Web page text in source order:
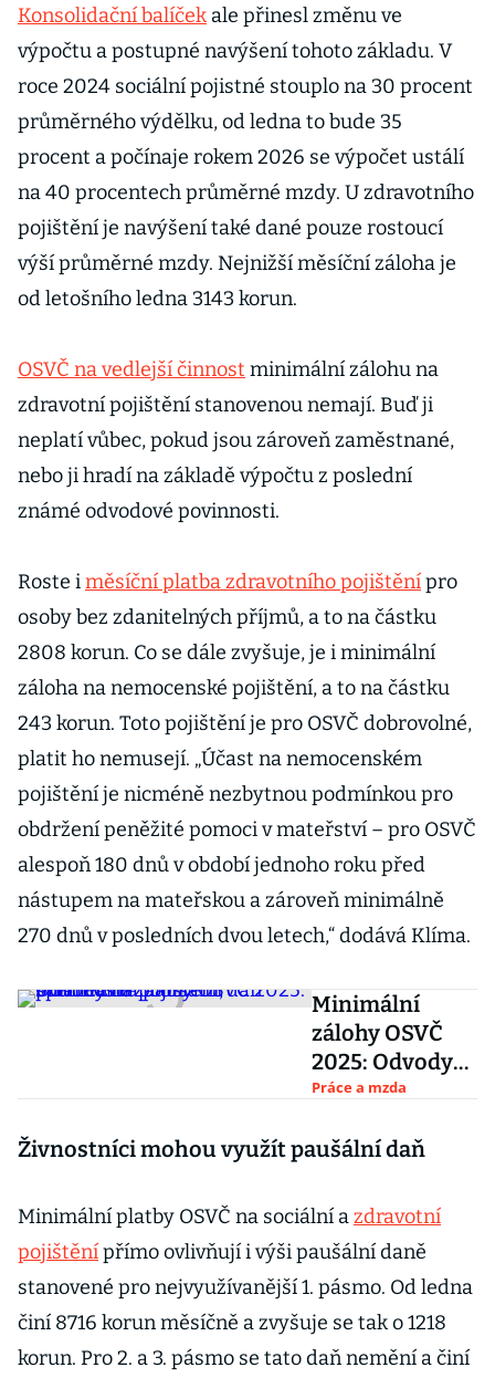
Konsolidační balíček ale přinesl změnu ve
výpočtu a postupné navýšení tohoto základu. V
roce 2024 sociální pojistné stouplo na 30 procent
průměrného výdělku, od ledna to bude 35
procent a počínaje rokem 2026 se výpočet ustálí
na 40 procentech průměrné mzdy. U zdravotního
pojištění je navýšení také dané pouze rostoucí
výší průměrné mzdy. Nejnižší měsíční záloha je
od letošního ledna 3143 korun.
OSVČ na vedlejší činnost minimální zálohu na
zdravotní pojištění stanovenou nemají. Buď ji
neplatí vůbec, pokud jsou zároveň zaměstnané,
nebo ji hradí na základě výpočtu z poslední
známé odvodové povinnosti.
Roste iměsíční platba zdravotního pojištěnípro
osoby bez zdanitelných příjmů, a to na částku
2808 korun. Co se dále zvyšuje, je i minimální
záloha na nemocenské pojištění, a to na částku
243 korun. Toto pojištění je pro OSVČ dobrovolné,
platit ho nemusejí. „Účast na nemocenském
pojištění je nicméně nezbytnou podmínkou pro
obdržení peněžité pomoci v mateřství – pro OSVČ
alespoň 180 dnů v období jednoho roku před
nástupem na mateřskou a zároveň minimálně
270 dnů v posledních dvou letech,“ dodává Klíma.
Minimální
zálohy OSVČ
2025: Odvody
na pojištění,
paušální daň
Práce a mzda
Živnostníci mohou využít paušální daň
Minimální platby OSVČ na sociální azdravotní
pojištěnípřímo ovlivňují i výši paušální daně
stanovené pro nejvyužívanější 1. pásmo. Od ledna
činí 8716 korun měsíčně a zvyšuje se tak o 1218
korun. Pro 2. a 3. pásmo se tato daň nemění a činí